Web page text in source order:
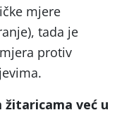
mjere
tada je
protiv
žitaricama već u